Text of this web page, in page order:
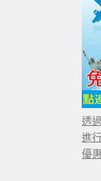
透
進
優惠